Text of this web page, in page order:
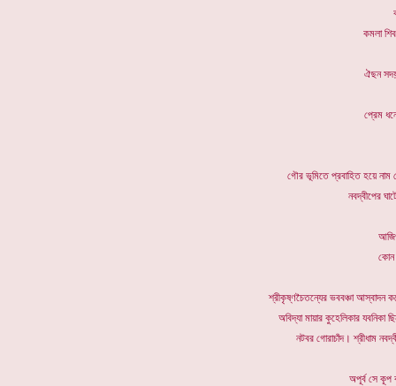
কমলা
গৌর ভূমিতে প্রবাহিত হয়ে নাম
নবদ্বীপের
কোন
শ্রীকৃষ্ণচৈতন্যের ভববঞ্চা আস্বাদন
অবিদ্যা মায়ার কুহেলিকার
নটবর গোরাচাঁদ। শ্রীধাম
অপূর্ব সে